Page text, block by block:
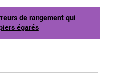
de rangement qui
égarés